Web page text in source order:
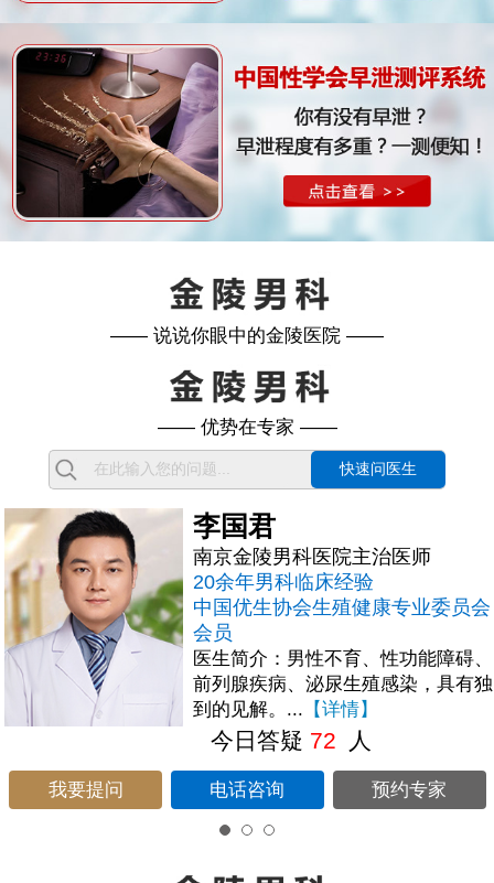
—— 说说你眼中的金陵医院 ——
—— 优势在专家 ——
快速问医生
师
业委员会
能障碍、
，具有独
专家
南京金陵男科医院主治
20余年男科临床经验
毕业于四川大学临床医
治疗，有较深入的研究
【详情】
今日答疑